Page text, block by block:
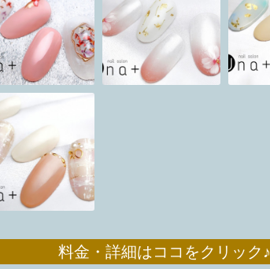
細はココをクリック♪